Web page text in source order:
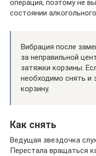
операция, поэтому не
состоянии
Вибрация после
за неправильной
затяжки корзины.
необходимо снять и
корзину.
Как снять
Ведущая звездочка
Перестала вращаться